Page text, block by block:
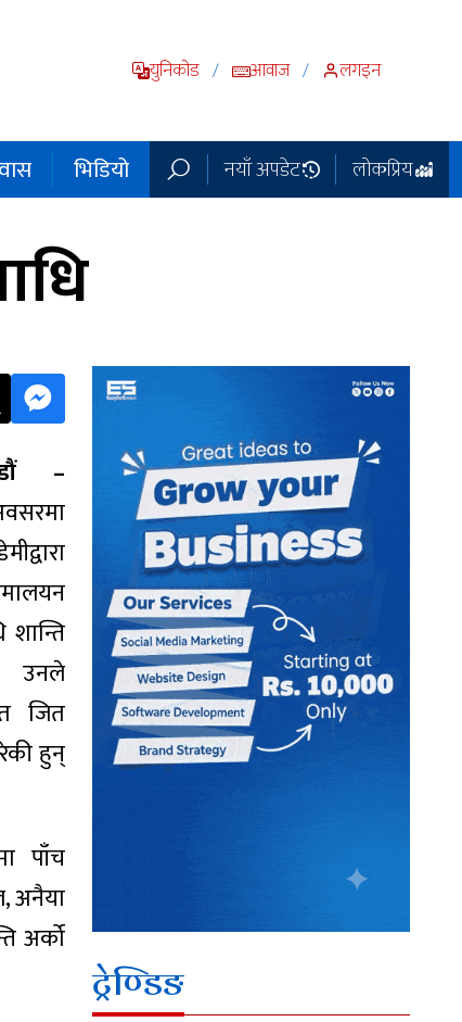
युनिकोड / आवाज / लगइन
भिडियो नयाँ अपडेट लोकप्रिय
–
शान्ति
उनले
जित
हुन्
पाँच
अनैया
अर्को
ट्रेण्डिङ